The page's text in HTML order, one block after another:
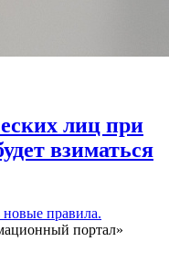
лиц при
взиматься
новые правила.
портал»